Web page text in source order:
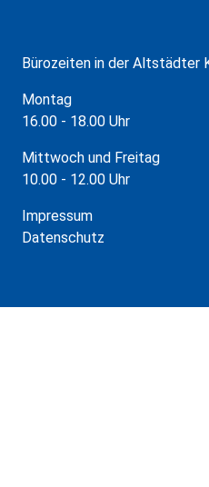
Bürozeiten in der Altstädter
Montag
16.00 - 18.00 Uhr
Mittwoch und Freitag
10.00 - 12.00 Uhr
Impressum
Datenschutz